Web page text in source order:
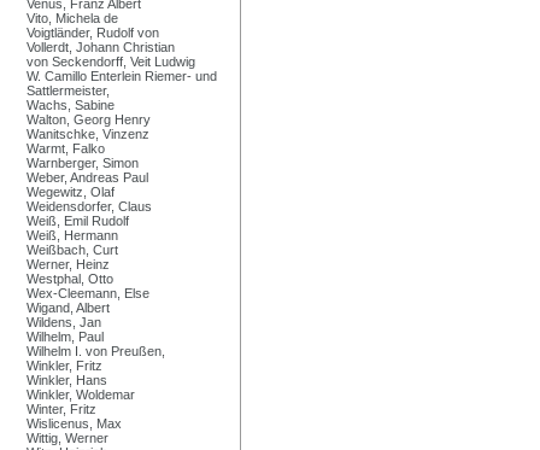
Venus, Franz Albert
Vito, Michela de
Voigtländer, Rudolf von
Vollerdt, Johann Christian
von Seckendorff, Veit Ludwig
W. Camillo Enterlein Riemer- und
Sattlermeister,
Wachs, Sabine
Walton, Georg Henry
Wanitschke, Vinzenz
Warmt, Falko
Warnberger, Simon
Weber, Andreas Paul
Wegewitz, Olaf
Weidensdorfer, Claus
Weiß, Emil Rudolf
Weiß, Hermann
Weißbach, Curt
Werner, Heinz
Westphal, Otto
Wex-Cleemann, Else
Wigand, Albert
Wildens, Jan
Wilhelm, Paul
Wilhelm I. von Preußen,
Winkler, Fritz
Winkler, Hans
Winkler, Woldemar
Winter, Fritz
Wislicenus, Max
Wittig, Werner